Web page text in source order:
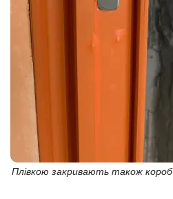
Плівкою закривають також короб